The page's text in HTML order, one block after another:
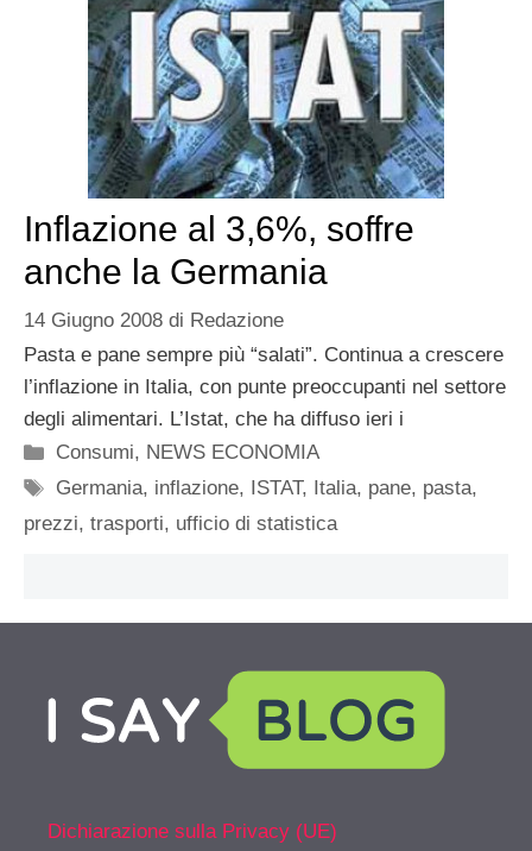
Inflazione al 3,6%, soffre
anche la Germania
14 Giugno 2008 di Redazione
Pasta e pane sempre più “salati”. Continua a crescere
l’inflazione in Italia, con punte preoccupanti nel settore
degli alimentari. L’Istat, che ha diffuso ieri i
Categorie
Consumi, NEWS ECONOMIA
Tag
Germania, inflazione, ISTAT, Italia, pane, pasta,
prezzi, trasporti, ufficio di statistica
Dichiarazione sulla Privacy (UE)